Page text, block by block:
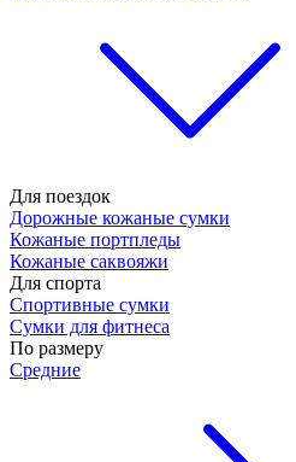
Для поездок
Дорожные кожаные сумки
Кожаные портпледы
Кожаные саквояжи
Для спорта
Спортивные сумки
Сумки для фитнеса
По размеру
Средние